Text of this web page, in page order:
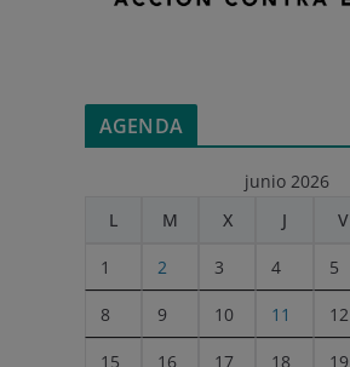
AGENDA
junio 2026
L
M X J V
1 2 3 4 5
8 9 10 11 12
15 16 17 18 19